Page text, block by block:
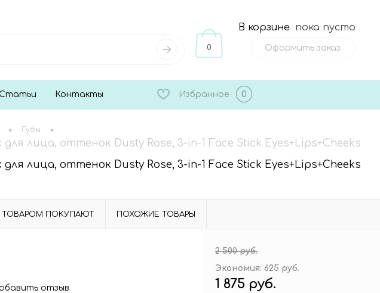
0
В корзине пока пусто
Оформить заказ
Статьи Контакты Избранное 0
• Губы •
лица, оттенок Dusty Rose, 3-in-1 Face Stick Eyes+Lips+Cheeks
лица, оттенок Dusty Rose, 3-in-1 Face Stick Eyes+Lips+Cheeks
ТОВАРОМ ПОКУПАЮТ ПОХОЖИЕ ТОВАРЫ
отзыв
2 500 руб.
Экономия: 625 руб.
1 875 руб.